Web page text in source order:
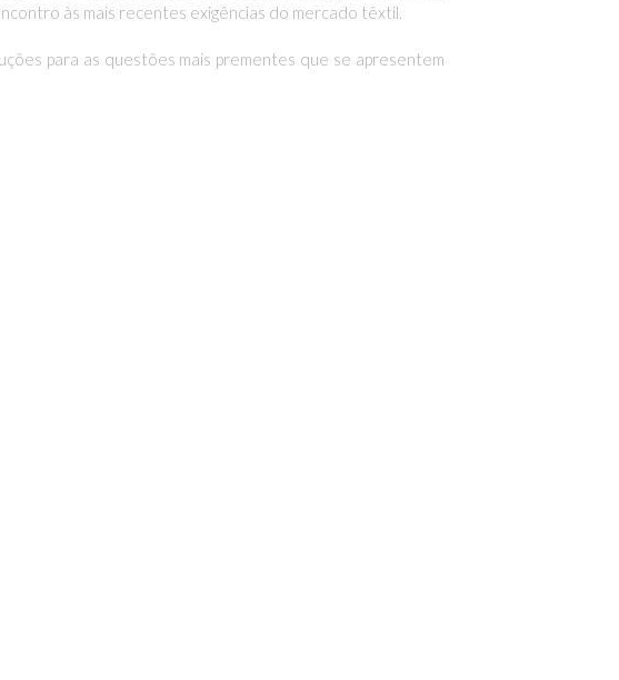
às mais recentes exigências do mercado têxtil.
para as questões mais prementes que se apresentem